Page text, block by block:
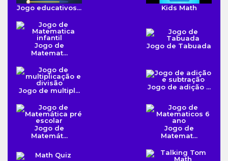
Jogo educativos... Kids Math
Jogo de
Matemat...
Jogo de Tabuada
Jogo de multipl... Jogo de adição ...
Jogo de
Matemát...
Jogo de
Matemat...